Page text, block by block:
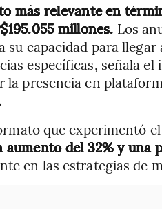
más relevante en
millones. Los
su capacidad para
específicas, señala
la presencia en
que experimentó
del 32% y una
en las estrategias de